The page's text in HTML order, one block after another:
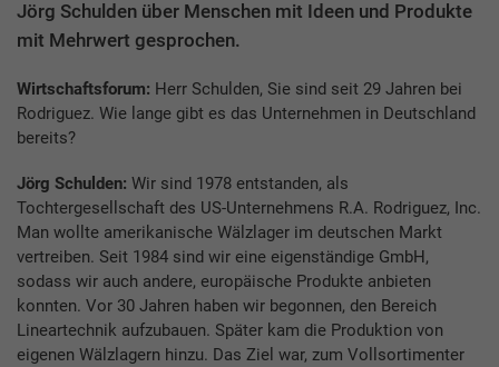
Jörg Schulden über Menschen mit Ideen und Produkte
mit Mehrwert gesprochen.
Wirtschaftsforum: Herr Schulden, Sie sind seit 29 Jahren bei
Rodriguez. Wie lange gibt es das Unternehmen in Deutschland
bereits?
Jörg Schulden: Wir sind 1978 entstanden, als
Tochtergesellschaft des US-Unternehmens R.A. Rodriguez, Inc.
Man wollte amerikanische Wälzlager im deutschen Markt
vertreiben. Seit 1984 sind wir eine eigenständige GmbH,
sodass wir auch andere, europäische Produkte anbieten
konnten. Vor 30 Jahren haben wir begonnen, den Bereich
Lineartechnik aufzubauen. Später kam die Produktion von
eigenen Wälzlagern hinzu. Das Ziel war, zum Vollsortimenter